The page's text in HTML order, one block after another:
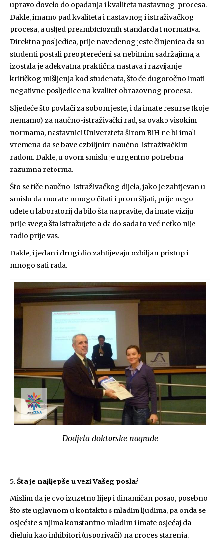
upravo dovelo do opadanja i kvaliteta nastavnog procesa.
Dakle, imamo pad kvaliteta i nastavnog i istraživačkog
procesa, a usljed preambicioznih standarda i normativa.
Direktna posljedica, prije navedenog jeste činjenica da su
studenti postali preopterećeni sa nebitnim sadržajima, a
izostala je adekvatna praktična nastava i razvijanje
kritičkog mišljenja kod studenata, što će dugoročno imati
negativne posljedice na kvalitet obrazovnog procesa.
Sljedeće što povlači za sobom jeste, i da imate resurse (koje
nemamo) za naučno-istraživački rad, sa ovako visokim
normama, nastavnici Univerzteta širom BiH ne bi imali
vremena da se bave ozbiljnim naučno-istraživačkim
radom. Dakle, u ovom smislu je urgentno potrebna
razumna reforma.
Što se tiče naučno-istraživačkog dijela, jako je zahtjevan u
smislu da morate mnogo čitati i promišljati, prije nego
uđete u laboratorij da bilo šta napravite, da imate viziju
prije svega šta istražujete a da do sada to već netko nije
radio prije vas.
Dakle, i jedan i drugi dio zahtijevaju ozbiljan pristup i
mnogo sati rada.
Dodjela doktorske nagrade
Šta je najljepše u vezi Vašeg posla?
Mislim da je ovo izuzetno lijep i dinamičan posao, posebno
što ste uglavnom u kontaktu s mladim ljudima, pa onda se
osjećate s njima konstantno mladim i imate osjećaj da
djeluju kao inhibitori (usporivači) na proces starenja.